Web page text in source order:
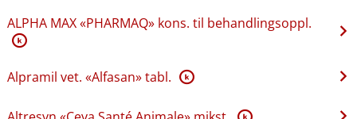
ALPHA MAX «PHARMAQ» kons. til behandlingsoppl.
K
Alpramil vet. «Alfasan» tabl. K